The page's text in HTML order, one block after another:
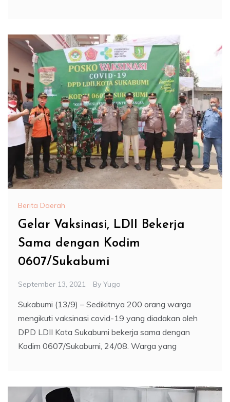
Berita Daerah
Gelar Vaksinasi, LDII Bekerja
Sama dengan Kodim
0607/Sukabumi
September 13, 2021 By Yugo
Sukabumi (13/9) – Sedikitnya 200 orang warga
mengikuti vaksinasi covid-19 yang diadakan oleh
DPD LDII Kota Sukabumi bekerja sama dengan
Kodim 0607/Sukabumi, 24/08. Warga yang